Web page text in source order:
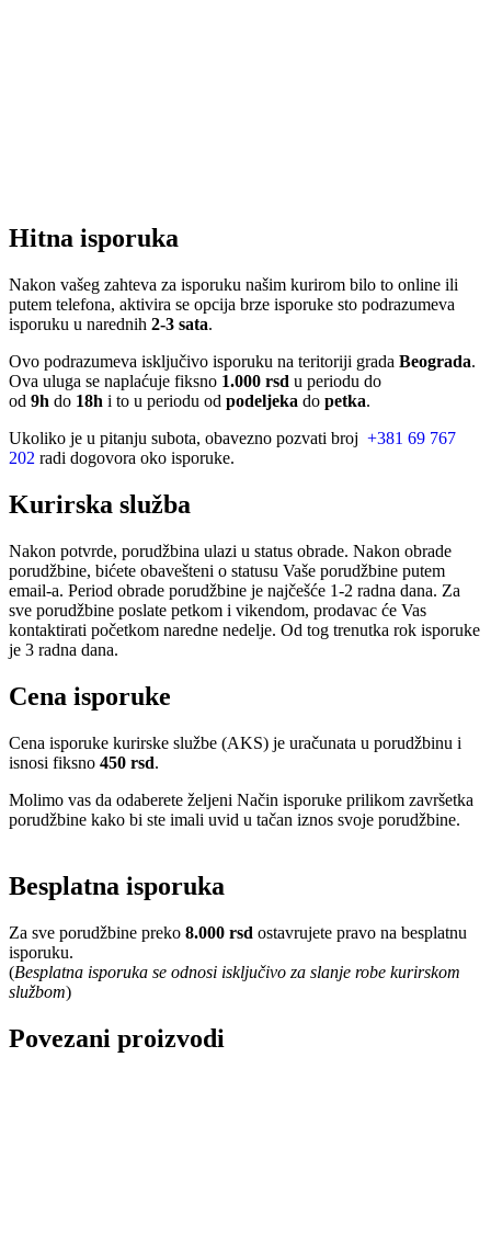
Hitna isporuka
Nakon vašeg zahteva za isporuku našim kurirom bilo to online ili
putem telefona, aktivira se opcija brze isporuke sto podrazumeva
isporuku u narednih 2-3 sata.
Ovo podrazumeva isključivo isporuku na teritoriji grada Beograda.
Ova uluga se naplaćuje fiksno 1.000 rsd u periodu do
od 9h do 18h i to u periodu od podeljeka do petka.
Ukoliko je u pitanju subota, obavezno pozvati broj +381 69 767
202 radi dogovora oko isporuke.
Kurirska služba
Nakon potvrde, porudžbina ulazi u status obrade. Nakon obrade
porudžbine, bićete obavešteni o statusu Vaše porudžbine putem
email-a. Period obrade porudžbine je najčešće 1-2 radna dana. Za
sve porudžbine poslate petkom i vikendom, prodavac će Vas
kontaktirati početkom naredne nedelje. Od tog trenutka rok isporuke
je 3 radna dana.
Cena isporuke
Cena isporuke kurirske službe (AKS) je uračunata u porudžbinu i
isnosi fiksno 450 rsd.
Molimo vas da odaberete željeni Način isporuke prilikom završetka
porudžbine kako bi ste imali uvid u tačan iznos svoje porudžbine.
Besplatna isporuka
Za sve porudžbine preko 8.000 rsd ostavrujete pravo na besplatnu
isporuku.
(Besplatna isporuka se odnosi isključivo za slanje robe kurirskom
službom)
Povezani proizvodi